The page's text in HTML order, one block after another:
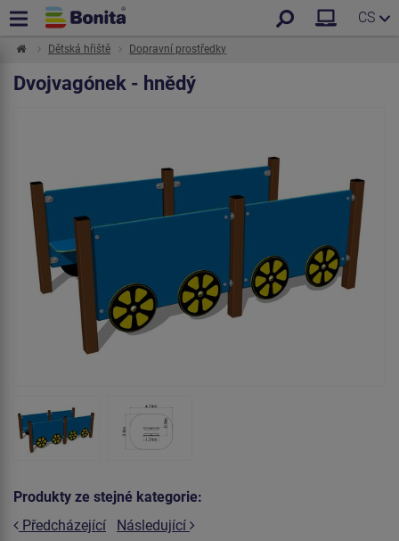
CS
Dětská hřiště Dopravní prostředky
Dvojvagónek - hnědý
Produkty ze stejné kategorie:
Předcházející
Následující